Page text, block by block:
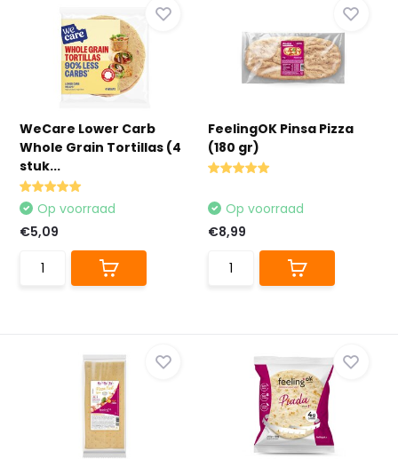
WeCare Lower Carb
Whole Grain Tortillas (4
stuk...
Op voorraad
€5,09
FeelingOK Pinsa Pizza
(180 gr)
Op voorraad
€8,99